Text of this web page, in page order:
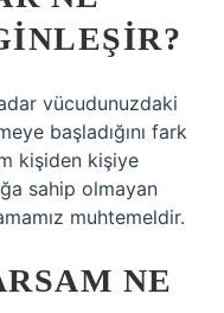
vücudunuzdaki
başladığını fark
kişiden kişiye
sahip olmayan
muhtemeldir.
NE